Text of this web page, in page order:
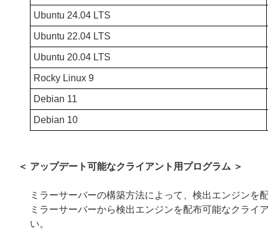
Ubuntu 24.04 LTS
Ubuntu 22.04 LTS
Ubuntu 20.04 LTS
Rocky Linux 9
Debian 11
Debian 10
＜ アップデート可能なクライアント用プログラム ＞
ミラーサーバーの構築方法によって、検出エンジンを
ミラーサーバーから検出エンジンを配布可能なクラ
い。